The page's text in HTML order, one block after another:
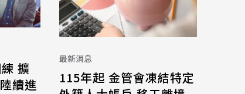
擴
續進
最新消息
115年起 金管會凍結特定